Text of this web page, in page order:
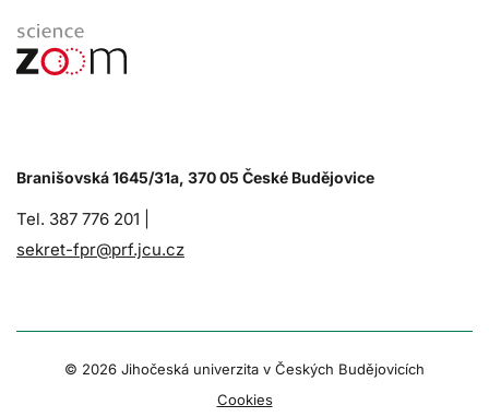
Branišovská 1645/31a, 370 05 České Budějovice
Tel. 387 776 201 |
sekret-fpr@prf.jcu.cz
© 2026 Jihočeská univerzita v Českých Budějovicích
Cookies